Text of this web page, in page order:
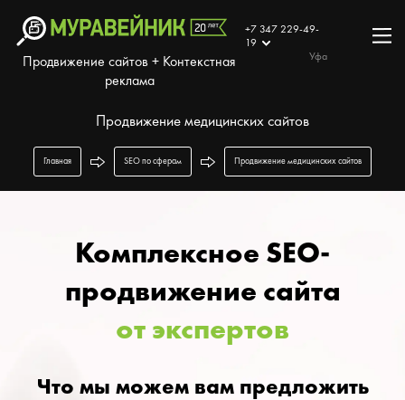
Продвижение сайтов + Контекстная
реклама
+7 347 229-49-
19
Уфа
Продвижение медицинских сайтов
Главная SEO по сферам Продвижение медицинских сайтов
Комплексное SEO-
продвижение сайта
от экспертов
Что мы можем вам предложить